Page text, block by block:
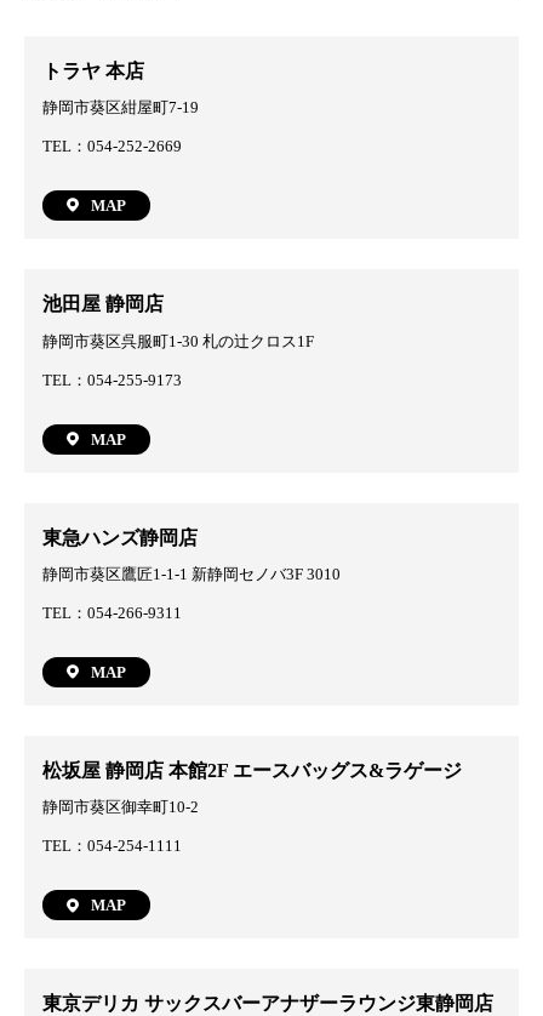
トラヤ 本店
静岡市葵区紺屋町7-19
TEL：054-252-2669
MAP
池田屋 静岡店
静岡市葵区呉服町1-30 札の辻クロス1F
TEL：054-255-9173
MAP
東急ハンズ静岡店
静岡市葵区鷹匠1-1-1 新静岡セノバ3F 3010
TEL：054-266-9311
MAP
松坂屋 静岡店 本館2F エースバッグス&ラゲージ
静岡市葵区御幸町10-2
TEL：054-254-1111
MAP
東京デリカ サックスバーアナザーラウンジ東静岡店